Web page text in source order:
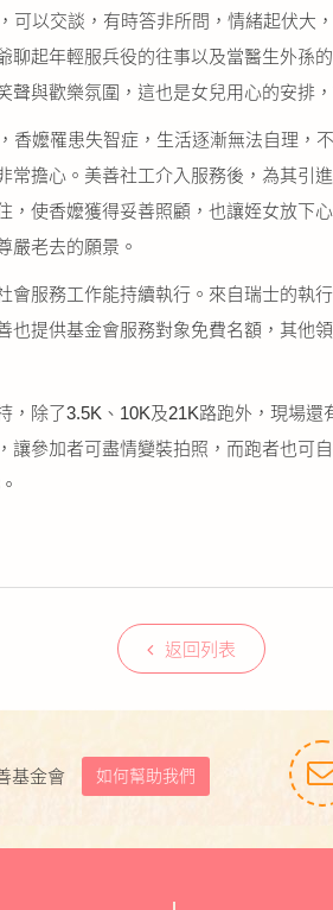
以交談，有時答非所問，情緒起伏
起年輕服兵役的往事以及當醫生外孫
與歡樂氛圍，這也是女兒用心的安排
嬤罹患失智症，生活逐漸無法自理
擔心。美善社工介入服務後，為其引
使香嬤獲得妥善照顧，也讓姪女放下
嚴老去的願景。
服務工作能持續執行。來自瑞士的執
提供基金會服務對象免費名額，其
除了3.5K、10K及21K路跑外，現場
參加者可盡情變裝拍照，而跑者也可
返回列表
基金會 如何幫助我們